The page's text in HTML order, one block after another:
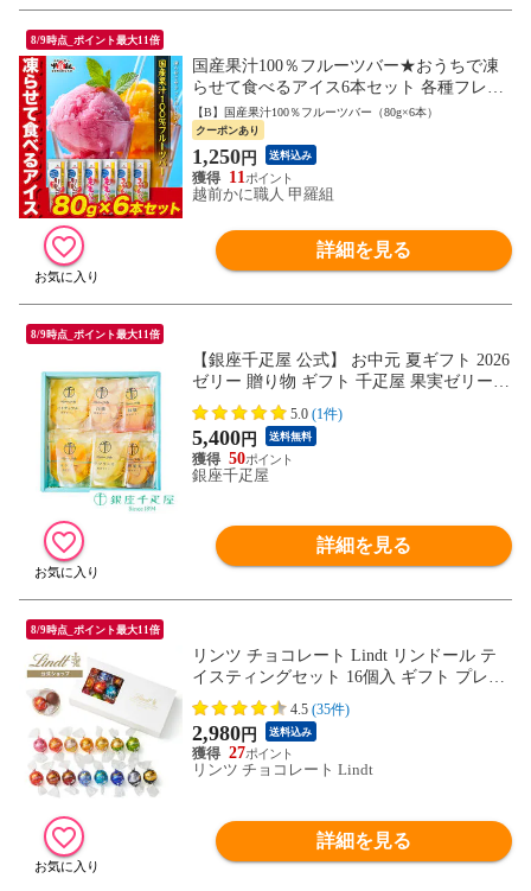
8/9時点_ポイント最大11倍
国産果汁100％フルーツバー★おうちで凍
らせて食べるアイス6本セット 各種フレー
バーご用意！ りんご もも みかん
【B】国産果汁100％フルーツバー（80g×6本）
クーポンあり
1,250円 送料込み
11
越前かに職人 甲羅組
詳細を見る
8/9時点_ポイント最大11倍
【銀座千疋屋 公式】 お中元 夏ギフト 2026
ゼリー 贈り物 ギフト 千疋屋 果実ゼリー6
個入
5.0 (1件)
5,400円 送料無料
50
銀座千疋屋
詳細を見る
8/9時点_ポイント最大11倍
リンツ チョコレート Lindt リンドール テ
イスティングセット 16個入 ギフト プレゼ
ント スイーツ
4.5 (35件)
2,980円 送料込み
27
リンツ チョコレート Lindt
詳細を見る